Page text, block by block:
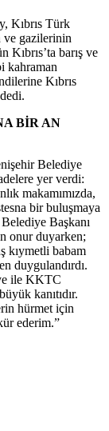
Kıbrıs Türk
ve gazilerinin
Kıbrıs’ta barış ve
kahraman
Kıbrıs
BİR AN
Belediye
yer verdi:
makamımızda,
bir buluşmaya
Başkanı
onur duyarken;
kıymetli babam
duygulandırdı.
ile KKTC
kanıtıdır.
hürmet için
ederim.”